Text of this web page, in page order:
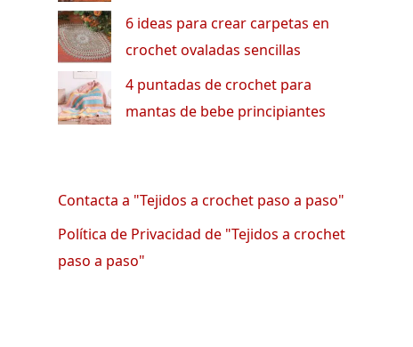
6 ideas para crear carpetas en
crochet ovaladas sencillas
4 puntadas de crochet para
mantas de bebe principiantes
Contacta a "Tejidos a crochet paso a paso"
Política de Privacidad de "Tejidos a crochet
paso a paso"